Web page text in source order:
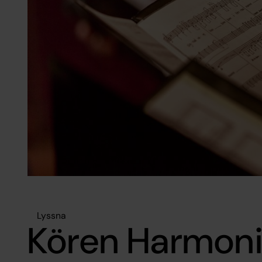
Lyssna
Kören